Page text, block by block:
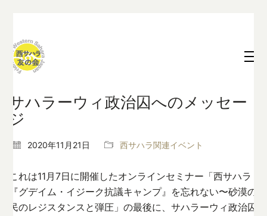
サハラーウィ政治囚へのメッセー
ジ
2020年11月21日 西サハラ関連イベント
これは11月7日に開催したオンラインセミナー「西サハラ
『グデイム・イジーク抗議キャンプ』を忘れない〜砂漠の
民のレジスタンスと弾圧」の最後に、サハラーウィ政治囚